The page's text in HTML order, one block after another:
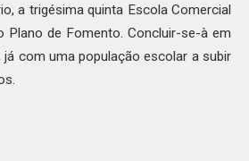
a trigésima quinta Escola Comercial
Plano de Fomento. Concluir-se-à em
com uma população escolar a subir